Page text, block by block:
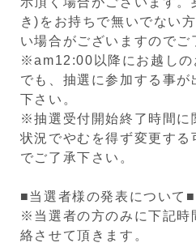
き)をお持ちで無いでない
い場合がございますのでご
※am12:00以降にお越しの
でも、抽選に参加する事が
下さい。
※抽選受付開始終了時間に
状況でやむを得ず変更する
でご了承下さい。
■当選者様の発表について■
※当選者の方のみに下記時
絡させて頂きます。